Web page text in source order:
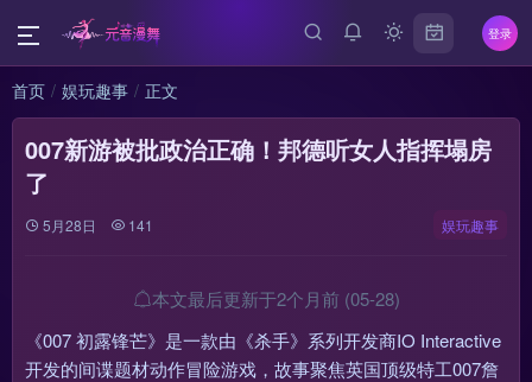
登录
首页 娱玩趣事 正文
007新游被批政治正确！邦德听女人指挥塌房
了
5月28日 141 娱玩趣事
本文最后更新于2个月前 (05-28)
《007 初露锋芒》是一款由《杀手》系列开发商IO Interactive
开发的间谍题材动作冒险游戏，故事聚焦英国顶级特工007詹